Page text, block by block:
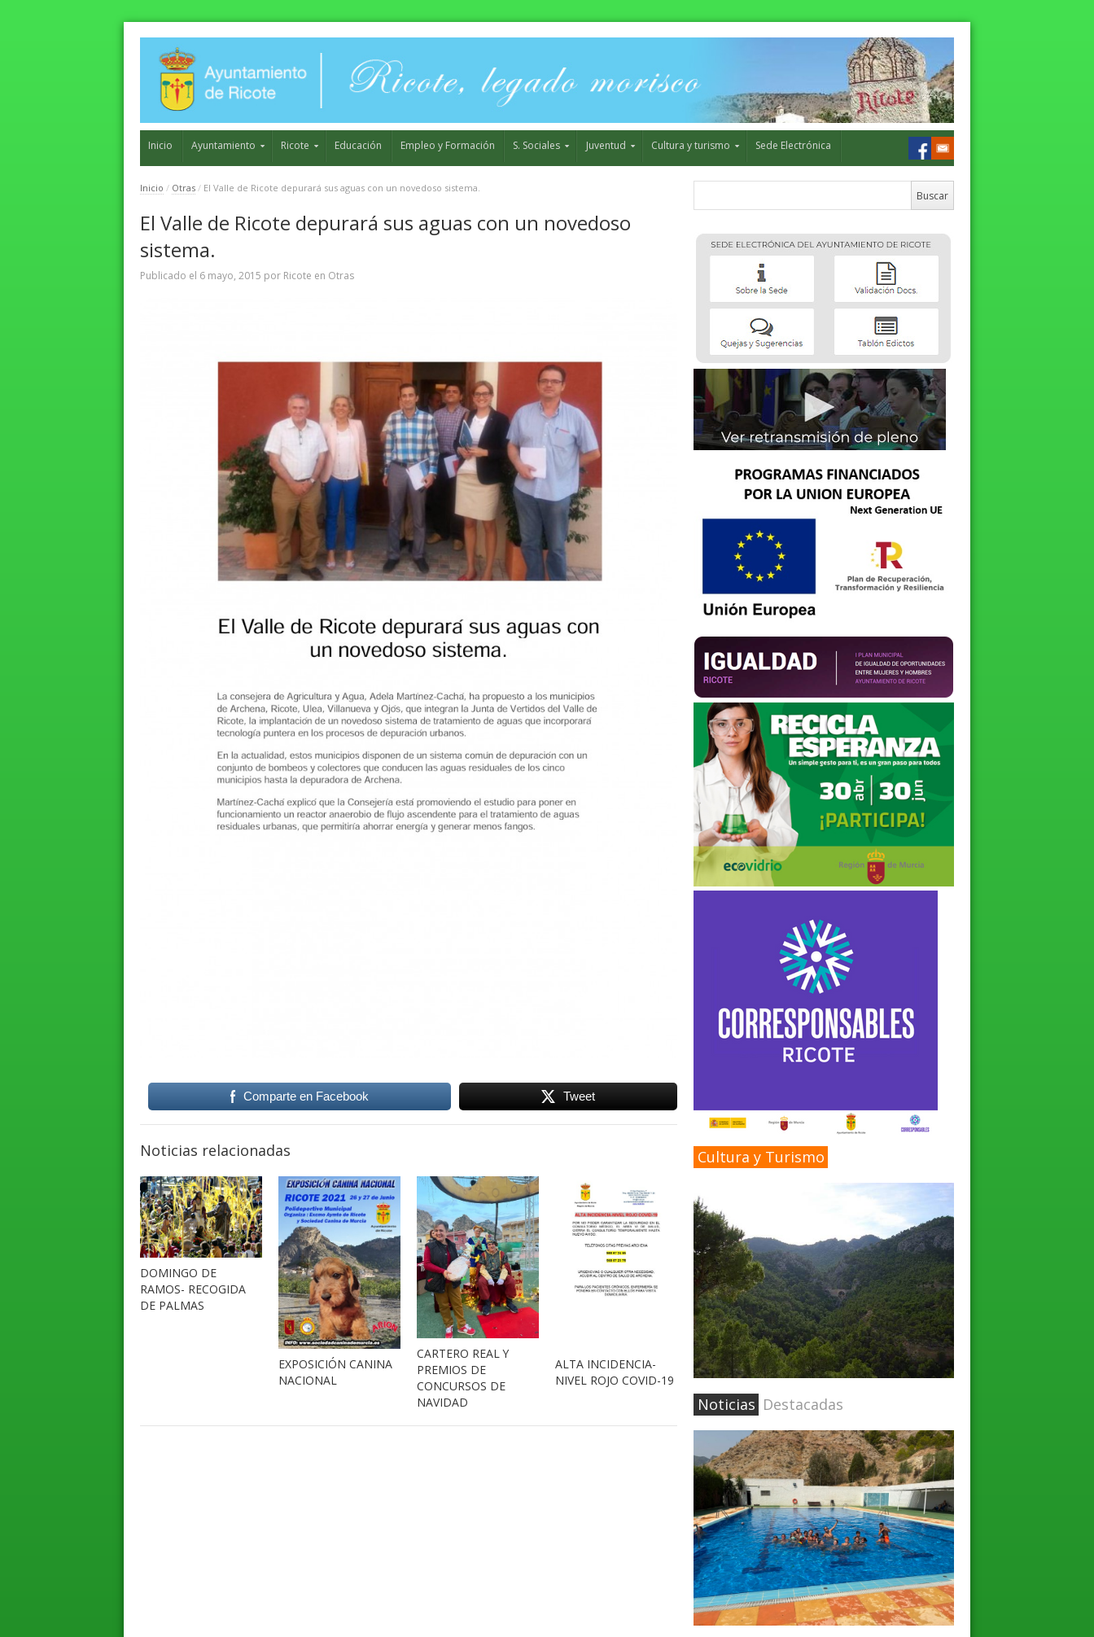
Inicio Ayuntamiento Ricote Educación Empleo y Formación S. Sociales Juventud Cultura y turismo Sede Electrónica
Inicio / Otras / El Valle de Ricote depurará sus aguas con un novedoso sistema.
El Valle de Ricote depurará sus aguas con un novedoso
sistema.
Publicado el 6 mayo, 2015 por Ricote en Otras
Comparte en Facebook Tweet
Noticias relacionadas
DOMINGO DE
RAMOS- RECOGIDA
DE PALMAS
EXPOSICIÓN CANINA
NACIONAL
CARTERO REAL Y
PREMIOS DE
CONCURSOS DE
NAVIDAD
ALTA INCIDENCIA-
NIVEL ROJO COVID-19
Cultura y Turismo
Noticias Destacadas